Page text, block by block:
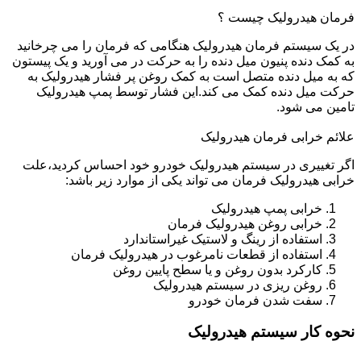
فرمان هیدرولیک چیست ؟
در یک سیستم فرمان هیدرولیک هنگامی که فرمان را می چرخانید
به کمک دنده پنیون میل دنده را به حرکت در می آورید و یک پیستون
که به میل دنده متصل است به کمک روغن پر فشار هیدرولیک به
حرکت میل دنده کمک می کند.این فشار توسط پمپ هیدرولیک
تامین می شود.
علائم خرابی فرمان هیدرولیک
اگر تغییری در سیستم هیدرولیک خودرو خود احساس کردید،علت
خرابی هیدرولیک فرمان می تواند یکی از موارد زیر باشد:
خرابی پمپ هیدرولیک
خرابی روغن هیدرولیک فرمان
استفاده از رینگ و لاستیک غیراستاندارد
استفاده از قطعات نامرغوب در هیدرولیک فرمان
کارکرد بدون روغن و یا سطح پایین روغن
روغن ریزی در سیستم هیدرولیک
سفت شدن فرمان خودرو
نحوه کار سیستم هیدرولیک